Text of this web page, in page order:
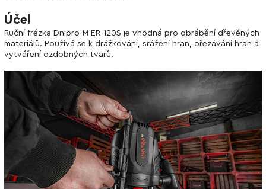
Účel
Ruční frézka Dnipro-M ER-120S je vhodná pro obrábění dřevěných
materiálů. Používá se k drážkování, srážení hran, ořezávání hran a
vytváření ozdobných tvarů.